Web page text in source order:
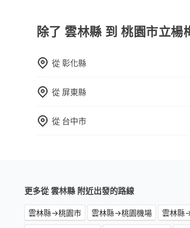
無法監控或追查。最好別為了省小錢而
一定符合台灣法律規定，除了司機擁有
除了 雲林縣 到 桃園市立
從彰化縣
從 屏東縣
從 台中市
更多從 雲林縣 附近出發的路線
雲林縣→桃園市 雲林縣→桃園機場 雲林縣